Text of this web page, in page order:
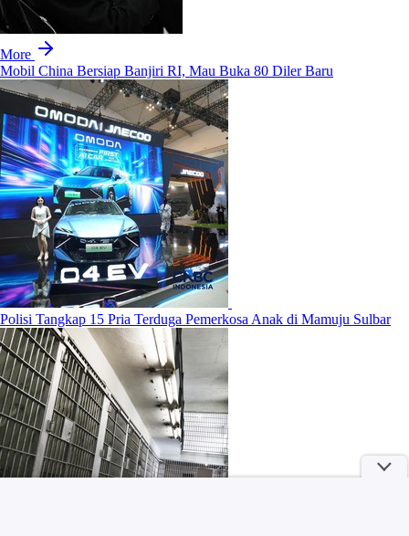
More
Mobil China Bersiap Banjiri RI, Mau Buka 80 Diler Baru
Polisi Tangkap 15 Pria Terduga Pemerkosa Anak di Mamuju Sulbar